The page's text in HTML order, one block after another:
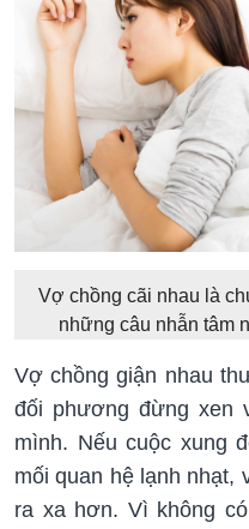
Vợ chồng cãi nhau là
những câu nhẫn tâm
Vợ chồng giận nhau
đối phương đừng xen
mình. Nếu cuộc xung
mối quan hệ lạnh nhạt,
ra xa hơn. Vì không